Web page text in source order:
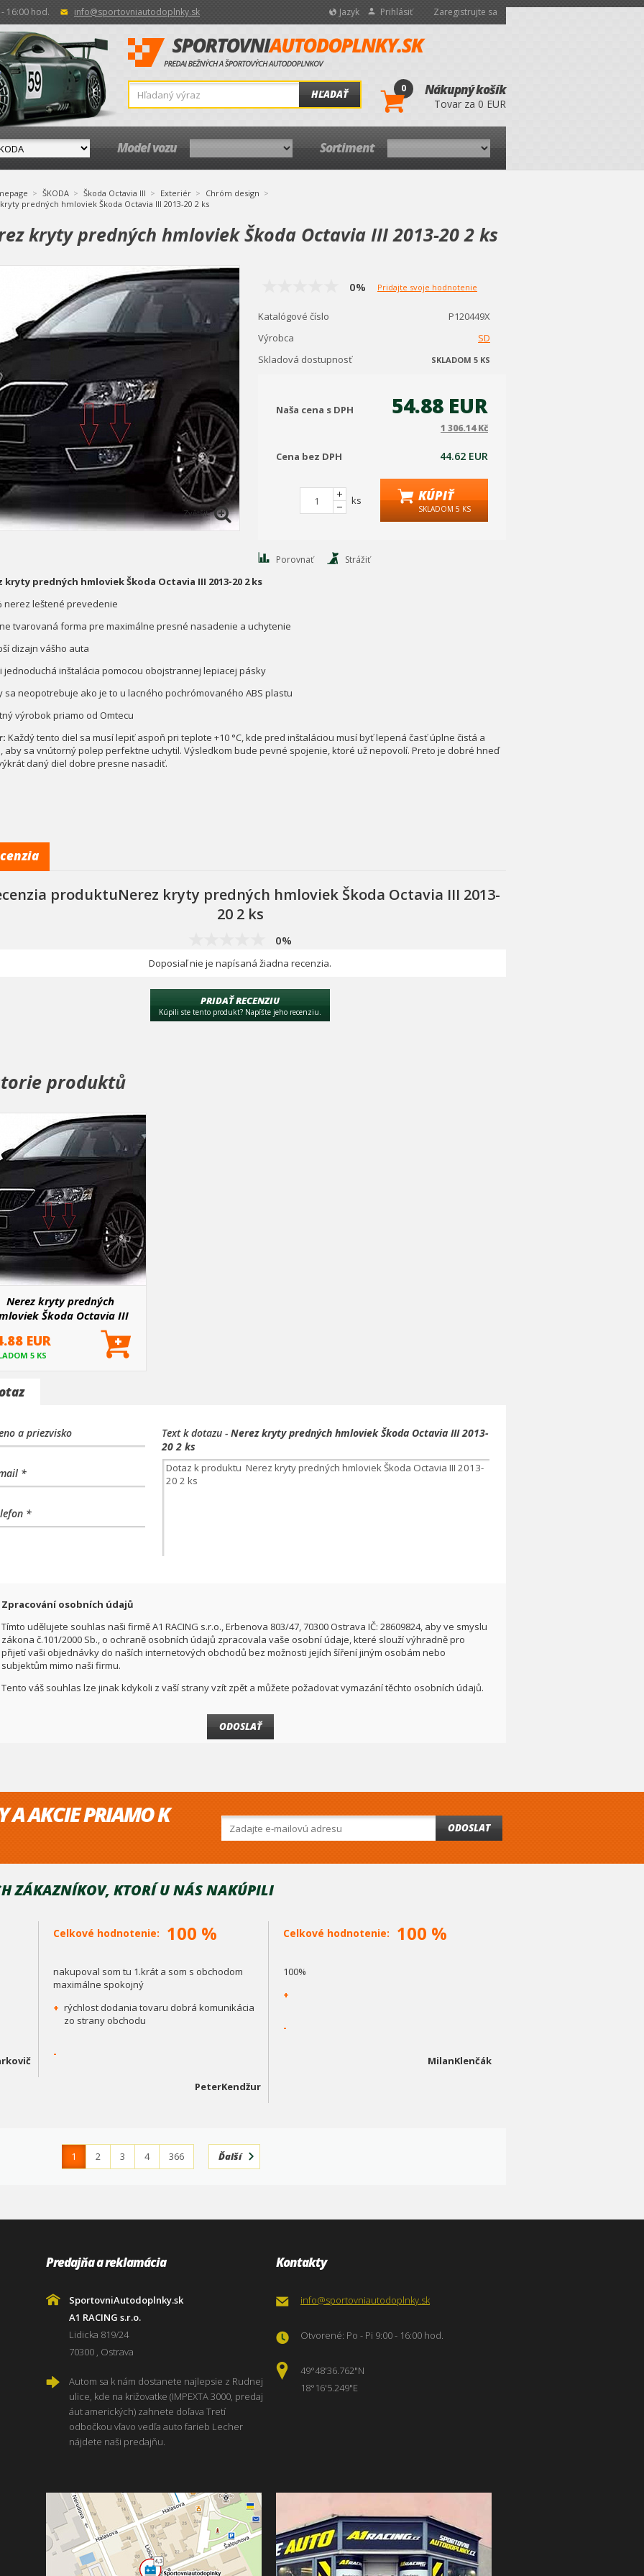
16:00 hod. info@sportovniautodoplnky.sk Jazyk Prihlásiť Zaregistrujte sa
HĽADAŤ 0 Nákupný košík
Tovar za 0 EUR
Model vozu Sortiment
ŠKODA Škoda Octavia III Exteriér
Chróm design
predných hmloviek Škoda Octavia III 2013-20 2 ks
kryty predných hmloviek Škoda Octavia III 2013-20 2 ks
Zvětšit
0% Pridajte svoje hodnotenie
Katalógové číslo
P120449X
Výrobca
SD
Skladová dostupnosť
SKLADOM 5 KS
Naša cena s DPH 54.88 EUR
1 306.14 Kč
Cena bez DPH 44.62 EUR
ks KÚPIŤ
SKLADOM 5 KS
Porovnať Strážiť
kryty predných hmloviek Škoda Octavia III 2013-20 2 ks
nerez leštené prevedenie
tvarovaná forma pre maximálne presné nasadenie a uchytenie
dizajn vášho auta
jednoduchá inštalácia pomocou obojstrannej lepiacej pásky
sa neopotrebuje ako je to u lacného pochrómovaného ABS plastu
výrobok priamo od Omtecu
Každý tento diel sa musí lepiť aspoň pri teplote +10 °C, kde pred inštaláciou musí byť lepená časť úplne čistá a
aby sa vnútorný polep perfektne uchytil. Výsledkom bude pevné spojenie, ktoré už nepovolí. Preto je dobré hneď
daný diel dobre presne nasadiť.
produktuNerez kryty predných hmloviek Škoda Octavia III 2013-
20 2 ks
0%
Doposiaľ nie je napísaná žiadna recenzia.
PRIDAŤ RECENZIU
Kúpili ste tento produkt? Napíšte jeho recenziu.
produktů
Nerez kryty predných
Škoda Octavia III
EUR
5 KS
a priezvisko
*
*
Text k dotazu - Nerez kryty predných hmloviek Škoda Octavia III 2013-
20 2 ks
Zpracování osobních údajů
Tímto udělujete souhlas naši firmě A1 RACING s.r.o., Erbenova 803/47, 70300 Ostrava IČ: 28609824, aby ve smyslu
zákona č.101/2000 Sb., o ochraně osobních údajů zpracovala vaše osobní údaje, které slouží výhradně pro
přijetí vaši objednávky do naších internetových obchodů bez možnosti jejích šíření jiným osobám nebo
subjektům mimo naši firmu.
Tento váš souhlas lze jinak kdykoli z vaší strany vzít zpět a můžete požadovat vymazání těchto osobních údajů.
A AKCIE PRIAMO K ODOSLAT
ZÁKAZNÍKOV, KTORÍ U NÁS NAKÚPILI
Celkové hodnotenie: 100 %
nakupoval som tu 1.krát a som s obchodom
maximálne spokojný
+ rýchlost dodania tovaru dobrá komunikácia
zo strany obchodu
-
PeterKendžur
Celkové hodnotenie: 100 %
100%
+
-
MilanKlenčák
1 2 3 4 366 Ďalší
Predajňa a reklamácia
SportovniAutodoplnky.sk
A1 RACING s.r.o.
Lidicka 819/24
70300 , Ostrava
Autom sa k nám dostanete najlepsie z Rudnej
ulice, kde na križovatke (IMPEXTA 3000, predaj
áut amerických) zahnete doľava Tretí
odbočkou vľavo vedľa auto farieb Lecher
nájdete naši predajňu.
Kontakty
info@sportovniautodoplnky.sk
Otvorené: Po - Pi 9:00 - 16:00 hod.
49°48'36.762"N
18°16'5.249"E